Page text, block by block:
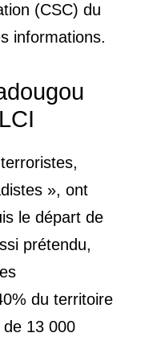
(CSC) du
informations.
», ont
le départ de
prétendu,
du territoire
de 13 000